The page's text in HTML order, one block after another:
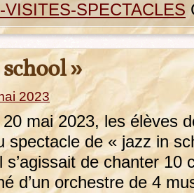
VISITES-SPECTACLES
»
2023
mai 2023, les élèves
spectacle de « jazz in
s’agissait de chanter 10
d’un orchestre de 4